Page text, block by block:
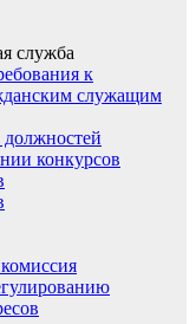
служба
к
служащим
конкурсов